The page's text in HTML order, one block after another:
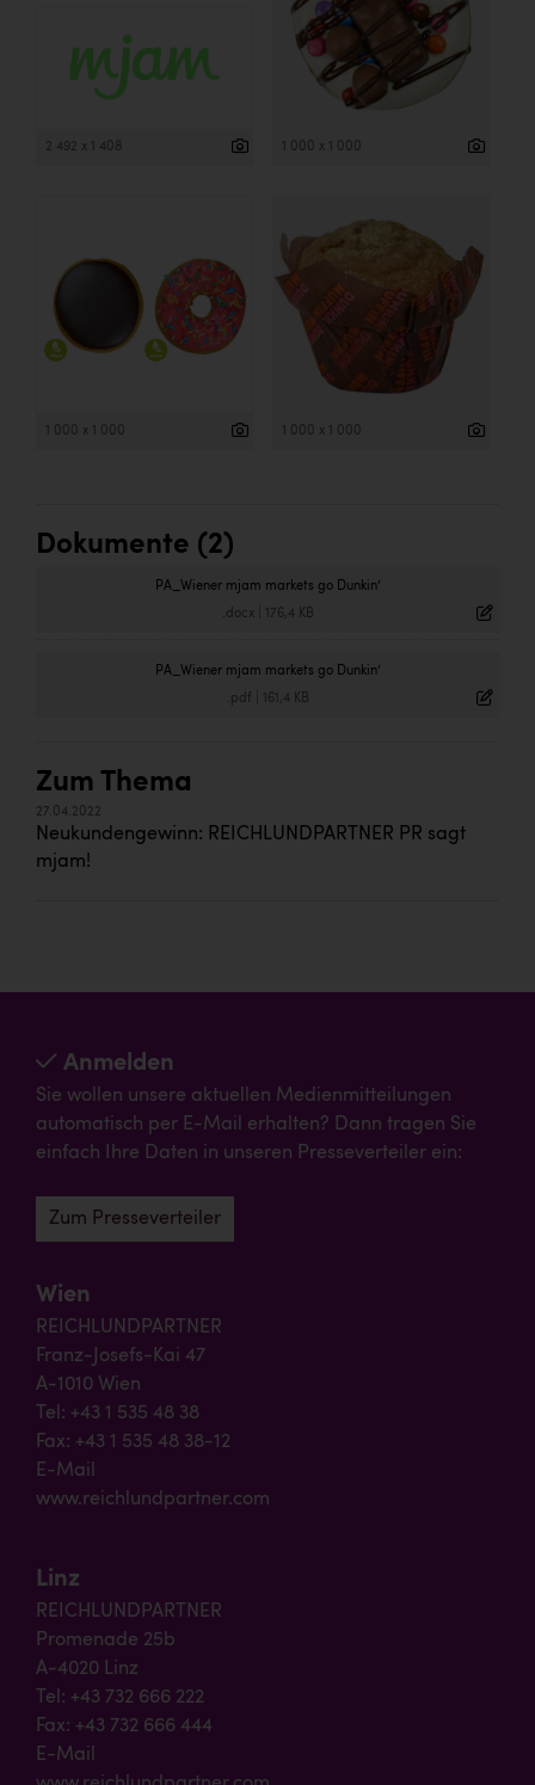
2 492 x 1 408 1 000 x 1 000
1 000 x 1 000 1 000 x 1 000
Dokumente (2)
PA_Wiener mjam markets go Dunkin‘
.docx| 176,4 KB
PA_Wiener mjam markets go Dunkin‘
.pdf 161,4 KB
Zum Thema
27.04.2022
Neukundengewinn: REICHLUNDPARTNER PR sagt
mjam!
Anmelden
Sie wollen unsere aktuellen Medienmitteilungen
automatisch per E-Mail erhalten? Dann tragen Sie
einfach Ihre Daten in unseren Presseverteiler ein:
Zum Presseverteiler
Wien
REICHLUNDPARTNER
Franz-Josefs-Kai 47
A-1010 Wien
Tel: +43 1 535 48 38
Fax: +43 1 535 48 38-12
E-Mail
www.reichlundpartner.com
Linz
REICHLUNDPARTNER
Promenade 25b
A-4020 Linz
Tel: +43 732 666 222
Fax: +43 732 666 444
E-Mail